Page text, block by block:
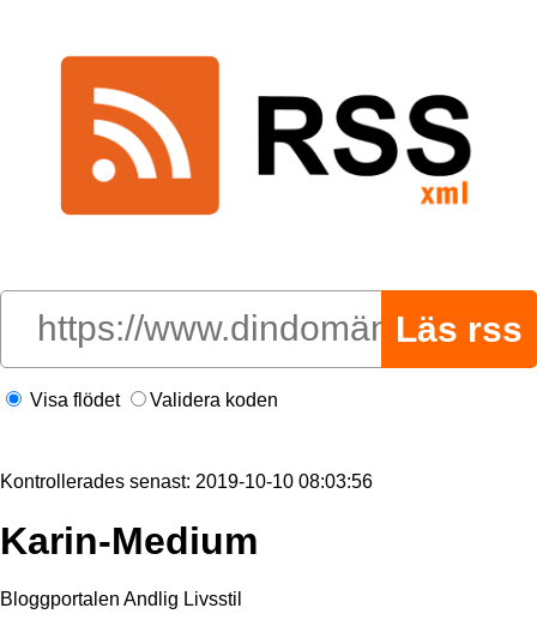
Visa flödet Validera koden
Kontrollerades senast: 2019-10-10 08:03:56
Karin-Medium
Bloggportalen Andlig Livsstil